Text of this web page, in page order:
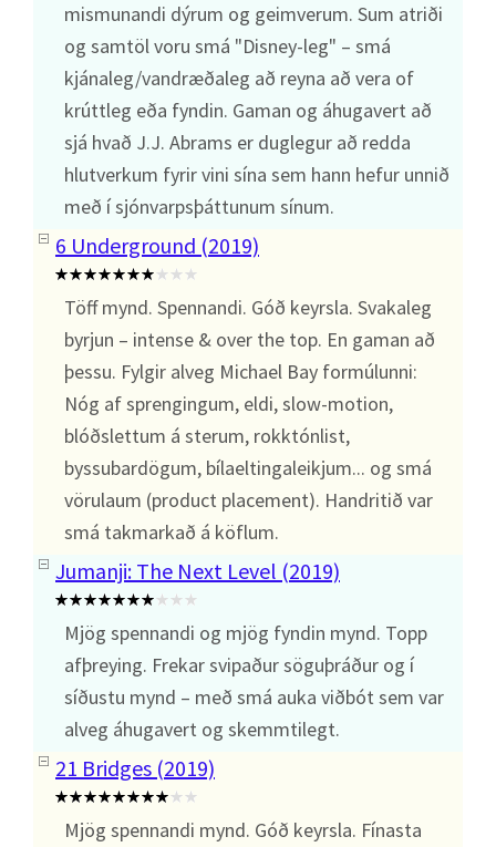
mismunandi dýrum og geimverum. Sum atriði
og samtöl voru smá "Disney-leg" – smá
kjánaleg/vandræðaleg að reyna að vera of
krúttleg eða fyndin. Gaman og áhugavert að
sjá hvað J.J. Abrams er duglegur að redda
hlutverkum fyrir vini sína sem hann hefur unnið
með í sjónvarpsþáttunum sínum.
6 Underground (2019)
Töff mynd. Spennandi. Góð keyrsla. Svakaleg
byrjun – intense & over the top. En gaman að
þessu. Fylgir alveg Michael Bay formúlunni:
Nóg af sprengingum, eldi, slow-motion,
blóðslettum á sterum, rokktónlist,
byssubardögum, bílaeltingaleikjum... og smá
vörulaum (product placement). Handritið var
smá takmarkað á köflum.
Jumanji: The Next Level (2019)
Mjög spennandi og mjög fyndin mynd. Topp
afþreying. Frekar svipaður söguþráður og í
síðustu mynd – með smá auka viðbót sem var
alveg áhugavert og skemmtilegt.
21 Bridges (2019)
Mjög spennandi mynd. Góð keyrsla. Fínasta